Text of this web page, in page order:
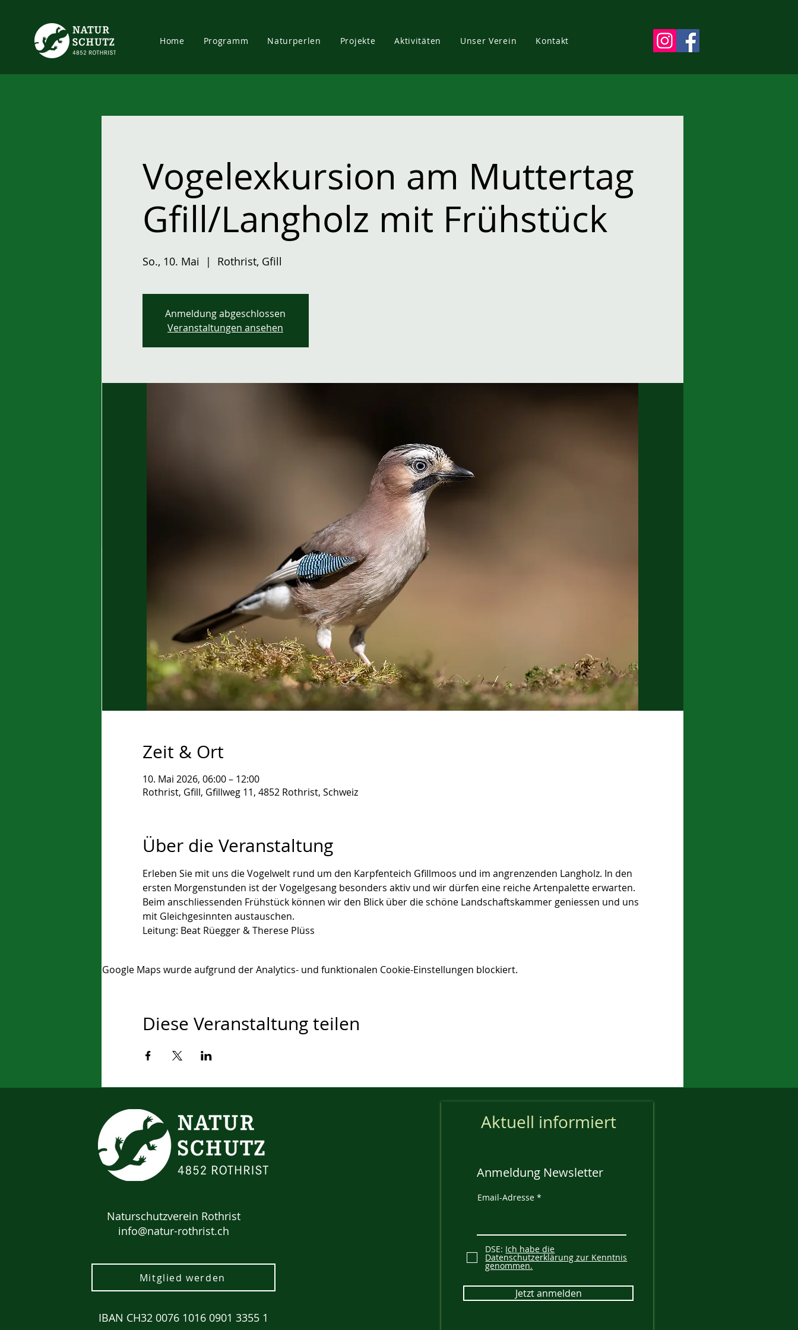
Home Programm Naturperlen Projekte Aktivitäten Unser Verein Kontakt
Vogelexkursion am Muttertag
Gfill/Langholz mit Frühstück
So., 10. Mai
  |
Rothrist, Gfill
Anmeldung abgeschlossen
Veranstaltungen ansehen
Zeit & Ort
10. Mai 2026, 06:00 – 12:00
Rothrist, Gfill, Gfillweg 11, 4852 Rothrist, Schweiz
Über die Veranstaltung
Erleben Sie mit uns die Vogelwelt rund um den Karpfenteich Gfillmoos und im angrenzenden Langholz. In den
ersten Morgenstunden ist der Vogelgesang besonders aktiv und wir dürfen eine reiche Artenpalette erwarten.
Beim anschliessenden Frühstück können wir den Blick über die schöne Landschaftskammer geniessen und uns
mit Gleichgesinnten austauschen.
Leitung: Beat Rüegger & Therese Plüss
Google Maps wurde aufgrund der Analytics- und funktionalen Cookie-Einstellungen blockiert.
Diese Veranstaltung teilen
Naturschutzverein Rothrist
info@natur-rothrist.ch
Mitglied werden
IBAN CH32 0076 1016 0901 3355 1
Aktuell informiert
Anmeldung Newsletter
Email-Adresse
DSE: Ich habe die
Datenschutzerklärung zur Kenntnis
genommen.
Jetzt anmelden